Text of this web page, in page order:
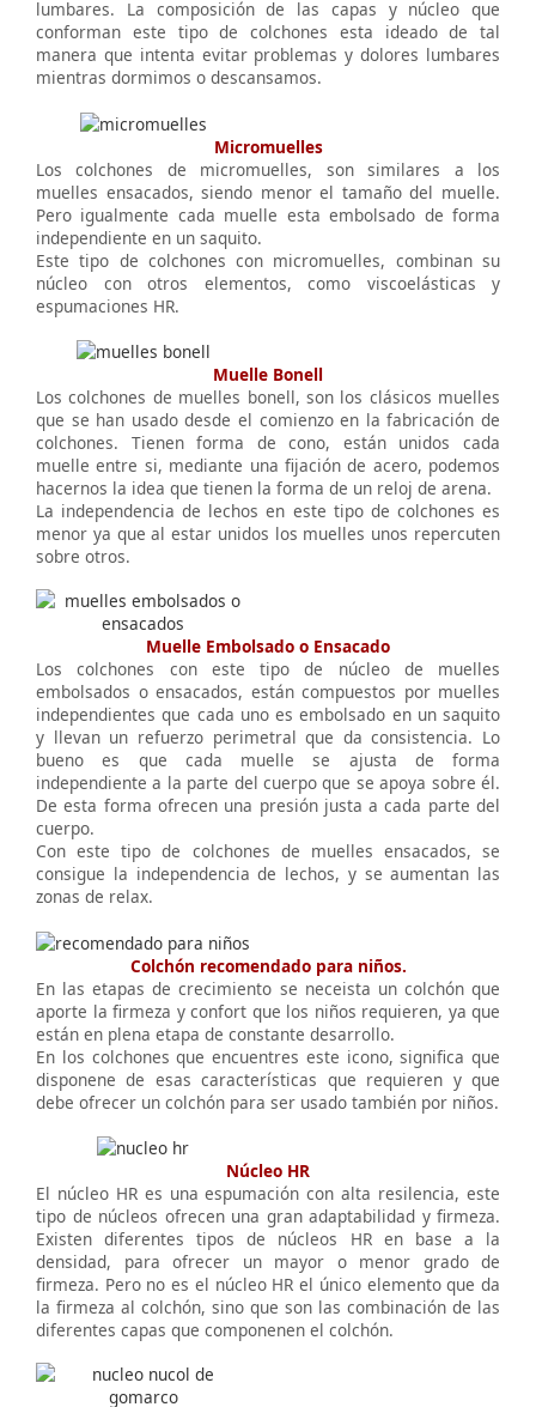
lumbares. La composición de las capas y núcleo que
conforman este tipo de colchones esta ideado de tal
manera que intenta evitar problemas y dolores lumbares
mientras dormimos o descansamos.
Micromuelles
Los colchones de micromuelles, son similares a los
muelles ensacados, siendo menor el tamaño del muelle.
Pero igualmente cada muelle esta embolsado de forma
independiente en un saquito.
Este tipo de colchones con micromuelles, combinan su
núcleo con otros elementos, como viscoelásticas y
espumaciones HR.
Muelle Bonell
Los colchones de muelles bonell, son los clásicos muelles
que se han usado desde el comienzo en la fabricación de
colchones. Tienen forma de cono, están unidos cada
muelle entre si, mediante una fijación de acero, podemos
hacernos la idea que tienen la forma de un reloj de arena.
La independencia de lechos en este tipo de colchones es
menor ya que al estar unidos los muelles unos repercuten
sobre otros.
Muelle Embolsado o Ensacado
Los colchones con este tipo de núcleo de muelles
embolsados o ensacados, están compuestos por muelles
independientes que cada uno es embolsado en un saquito
y llevan un refuerzo perimetral que da consistencia. Lo
bueno es que cada muelle se ajusta de forma
independiente a la parte del cuerpo que se apoya sobre él.
De esta forma ofrecen una presión justa a cada parte del
cuerpo.
Con este tipo de colchones de muelles ensacados, se
consigue la independencia de lechos, y se aumentan las
zonas de relax.
Colchón recomendado para niños.
En las etapas de crecimiento se neceista un colchón que
aporte la firmeza y confort que los niños requieren, ya que
están en plena etapa de constante desarrollo.
En los colchones que encuentres este icono, significa que
disponene de esas características que requieren y que
debe ofrecer un colchón para ser usado también por niños.
Núcleo HR
El núcleo HR es una espumación con alta resilencia, este
tipo de núcleos ofrecen una gran adaptabilidad y firmeza.
Existen diferentes tipos de núcleos HR en base a la
densidad, para ofrecer un mayor o menor grado de
firmeza. Pero no es el núcleo HR el único elemento que da
la firmeza al colchón, sino que son las combinación de las
diferentes capas que componenen el colchón.